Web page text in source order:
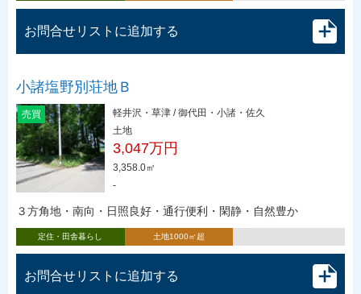
お問合せリストに追加する
小諸塩野別荘地Ｂ
売買
軽井沢・草津 / 御代田・小諸・佐久
土地
3,047万円
3,358.0㎡
-
３方角地・南向・日照良好・通行便利・閑静・自然豊か
定住・田舎暮らし 土地1000㎡超
お問合せリストに追加する